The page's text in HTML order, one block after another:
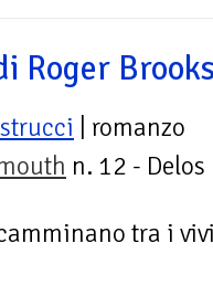
Roger
| romanzo
n. 12 - Delos
tra i